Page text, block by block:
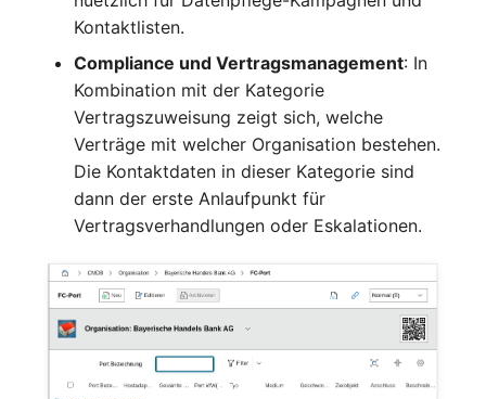
Changelogs 1.5.x
changelog-aeltere-
versionen
Lizenzen
Middleware
Mobiltelefon
Monitor
Netzersatzanlage
Notfallplan
Kontaktlisten.
Compliance und Vertragsmanagement: In
Kombination mit der Kategorie
Vertragszuweisung zeigt sich, welche
Verträge mit welcher Organisation bestehen.
Die Kontaktdaten in dieser Kategorie sind
dann der erste Anlaufpunkt für
Vertragsverhandlungen oder Eskalationen.